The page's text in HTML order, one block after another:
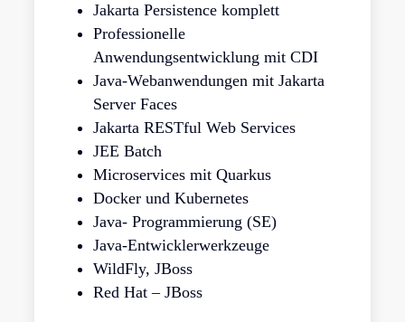
Jakarta Persistence komplett
Professionelle
Anwendungsentwicklung mit CDI
Java-Webanwendungen mit Jakarta
Server Faces
Jakarta RESTful Web Services
JEE Batch
Microservices mit Quarkus
Docker und Kubernetes
Java- Programmierung (SE)
Java-Entwicklerwerkzeuge
WildFly, JBoss
Red Hat – JBoss